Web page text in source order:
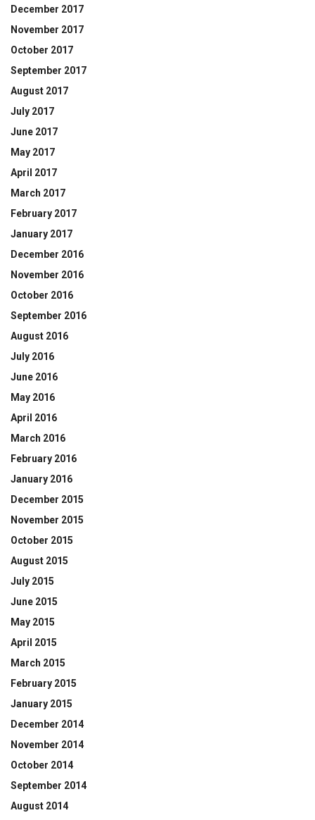
December 2017
November 2017
October 2017
September 2017
August 2017
July 2017
June 2017
May 2017
April 2017
March 2017
February 2017
January 2017
December 2016
November 2016
October 2016
September 2016
August 2016
July 2016
June 2016
May 2016
April 2016
March 2016
February 2016
January 2016
December 2015
November 2015
October 2015
August 2015
July 2015
June 2015
May 2015
April 2015
March 2015
February 2015
January 2015
December 2014
November 2014
October 2014
September 2014
August 2014